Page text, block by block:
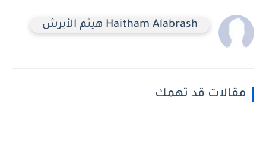
Haitham Alabrash هيثم الأبرش
مقالات قد تهمك